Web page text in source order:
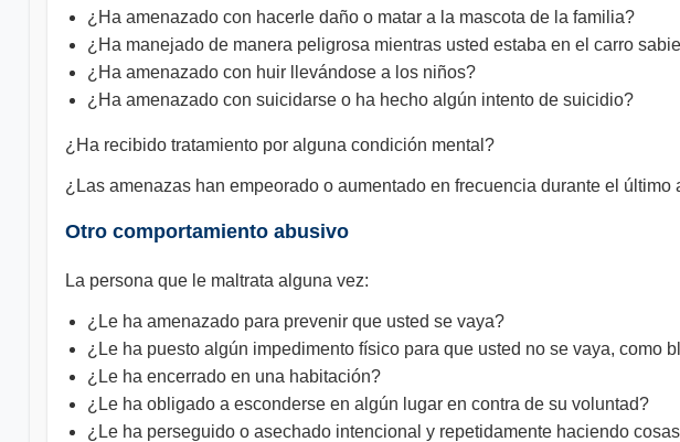
¿Ha amenazado con hacerle daño o matar a la mascota de la familia?
¿Ha manejado de manera peligrosa mientras usted estaba en el carro
¿Ha amenazado con huir llevándose a los niños?
¿Ha amenazado con suicidarse o ha hecho algún intento de suicidio?
¿Ha recibido tratamiento por alguna condición mental?
¿Las amenazas han empeorado o aumentado en frecuencia durante el último
Otro comportamiento abusivo
La persona que le maltrata alguna vez:
¿Le ha amenazado para prevenir que usted se vaya?
¿Le ha puesto algún impedimento físico para que usted no se vaya,
¿Le ha encerrado en una habitación?
¿Le ha obligado a esconderse en algún lugar en contra de su voluntad?
¿Le ha perseguido o asechado intencional y repetidamente haciendo